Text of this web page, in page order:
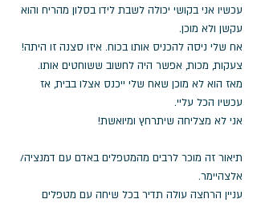
עכשיו אני בקושי יכולה לשבת לידו בסלון מהריח והוא
עקשן ולא מוכן.
אח שלי ניסה להכניס אותו בכוח. איזו סצנה זו היתה!
צעקות, מכות, אפשר היה לחשוב ששוחטים אותו.
מאז הוא לא מוכן שאח שלי ייכנס אצלו בבית, אז
עכשיו הכל עליי.
אני לא מצליחה שיתרחץ ומיואשת!
תיאור זה מוכר לרבים מהמטפלים באדם עם דמנציה/
אלצהיימר.
עניין הרחצה עולה תדיר בכל שיחה עם מטפלים